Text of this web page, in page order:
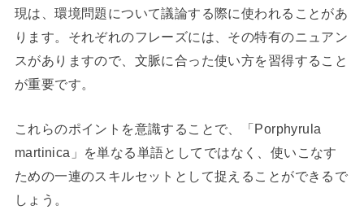
現は、環境問題について議論する際に使われることがあ
ります。それぞれのフレーズには、その特有のニュアン
スがありますので、文脈に合った使い方を習得すること
が重要です。
これらのポイントを意識することで、「Porphyrula
martinica」を単なる単語としてではなく、使いこなす
ための一連のスキルセットとして捉えることができるで
しょう。